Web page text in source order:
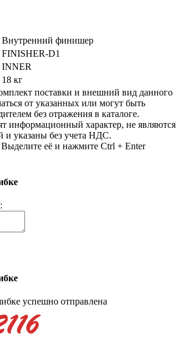
Внутренний финишер
FINISHER-D1
INNER
18 кг
поставки и внешний вид данного
от указанных или могут быть
без отражения в каталоге.
информационный характер, не являются
и указаны без учета НДС.
её и нажмите Ctrl + Enter
успешно отправлена